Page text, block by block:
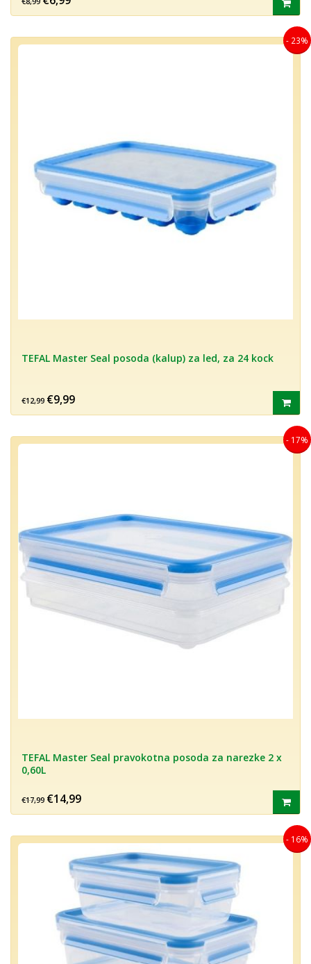
- 23%
TEFAL Master Seal posoda (kalup) za led, za 24 kock
€12,99 €9,99
- 17%
TEFAL Master Seal pravokotna posoda za narezke 2 x
0,60L
€17,99 €14,99
- 16%